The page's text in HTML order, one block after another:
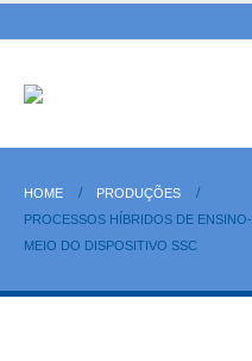
HOME
PRODUÇÕES
PROCESSOS HÍBRIDOS DE
MEIO DO DISPOSITIVO SSC